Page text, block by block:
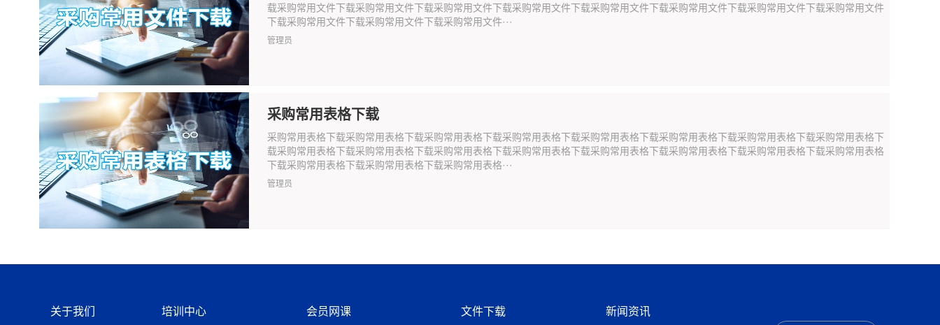
载采购常用文件下载采购常用文件下载采购常用文件下载采购常用文件下载采购常用文件下载采购常用文件下载采购常用文件下载采购常用文件
下载采购常用文件下载采购常用文件下载采购常用文件···
管理员
采购常用表格下载
采购常用表格下载采购常用表格下载采购常用表格下载采购常用表格下载采购常用表格下载采购常用表格下载采购常用表格下载采购常用表格下
载采购常用表格下载采购常用表格下载采购常用表格下载采购常用表格下载采购常用表格下载采购常用表格下载采购常用表格下载采购常用表格
下载采购常用表格下载采购常用表格下载采购常用表格···
管理员
关于我们 培训中心 会员网课 文件下载 新闻资讯